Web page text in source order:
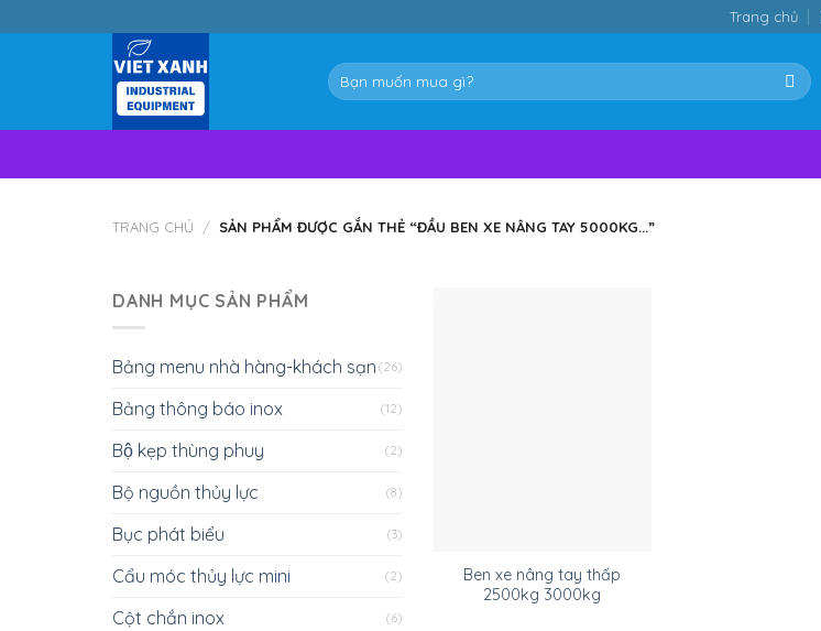
to
Trang chủ
Tìm
kiếm:
TRANG CHỦ / SẢN PHẨM ĐƯỢC GẮN THẺ “ĐẦU BEN XE NÂNG TAY 5000KG...”
DANH MỤC SẢN PHẨM
Bảng menu nhà hàng-khách sạn (26)
Bảng thông báo inox (12)
Bộ kẹp thùng phuy (2)
Bộ nguồn thủy lực (8)
Bục phát biểu (3)
Cẩu móc thủy lực mini (2)
Cột chắn inox (6)
Ben xe nâng tay thấp
2500kg 3000kg